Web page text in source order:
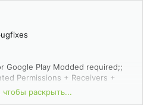
Google Play Modded required;;
Permissions + Receivers +
and cleaned resources for
раскрыть...